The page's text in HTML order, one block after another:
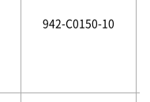
942-C0150-10